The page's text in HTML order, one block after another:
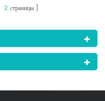
2 страницы